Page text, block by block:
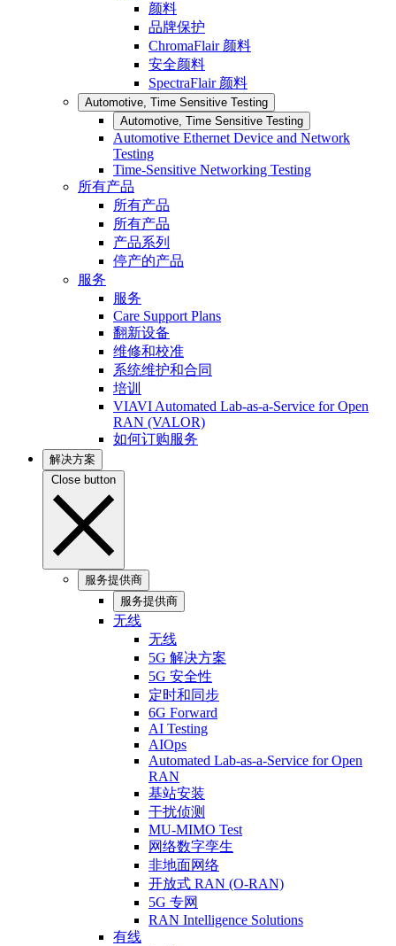
颜料
品牌保护
ChromaFlair 颜料
安全颜料
SpectraFlair 颜料
Automotive, Time Sensitive Testing
Automotive, Time Sensitive Testing
Automotive Ethernet Device and Network
Testing
Time-Sensitive Networking Testing
所有产品
所有产品
所有产品
产品系列
停产的产品
服务
服务
Care Support Plans
翻新设备
维修和校准
系统维护和合同
培训
VIAVI Automated Lab-as-a-Service for Open
RAN (VALOR)
如何订购服务
解决方案
Close button
服务提供商
服务提供商
无线
无线
5G 解决方案
5G 安全性
定时和同步
6G Forward
AI Testing
AIOps
Automated Lab-as-a-Service for Open
RAN
基站安装
干扰侦测
MU-MIMO Test
网络数字孪生
非地面网络
开放式 RAN (O-RAN)
5G 专网
RAN Intelligence Solutions
有线